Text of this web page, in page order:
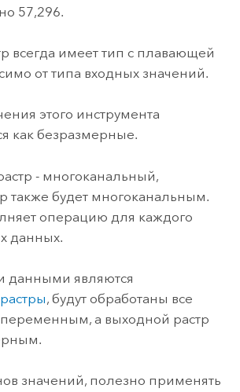
57,296.
всегда имеет тип с плавающей
от типа входных значений.
этого инструмента
как безразмерные.
- многоканальный,
также будет многоканальным.
операцию для каждого
данных.
данными являются
, будут обработаны все
а выходной растр
значений, полезно применять